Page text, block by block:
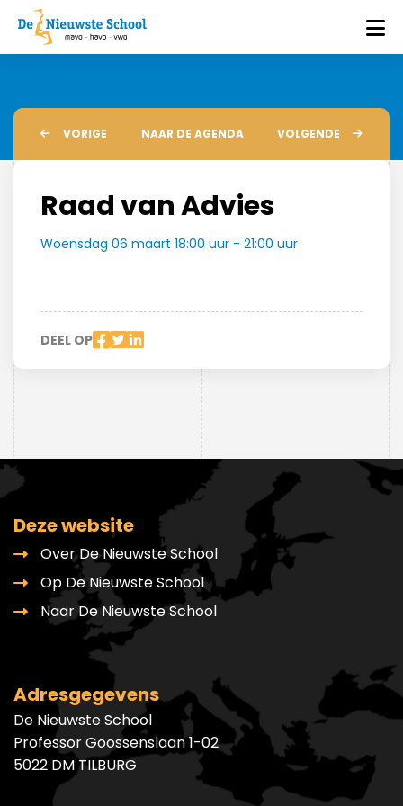
VORIGE NAAR DE AGENDA VOLGENDE
Raad van Advies
Woensdag 06 maart 18:00 uur - 21:00 uur
DEEL OP
Deze website
Over De Nieuwste School
Op De Nieuwste School
Naar De Nieuwste School
Adresgegevens
De Nieuwste School
Professor Goossenslaan 1-02
5022 DM TILBURG